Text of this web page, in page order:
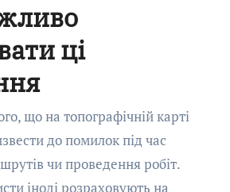
ці
що на топографічній карті
до помилок під час
чи проведення робіт.
іноді розраховують на